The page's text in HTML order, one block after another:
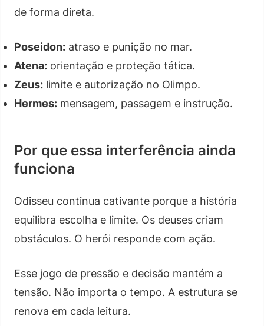
de forma direta.
Poseidon: atraso e punição no mar.
Atena: orientação e proteção tática.
Zeus: limite e autorização no Olimpo.
Hermes: mensagem, passagem e instrução.
Por que essa interferência ainda
funciona
Odisseu continua cativante porque a história
equilibra escolha e limite. Os deuses criam
obstáculos. O herói responde com ação.
Esse jogo de pressão e decisão mantém a
tensão. Não importa o tempo. A estrutura se
renova em cada leitura.